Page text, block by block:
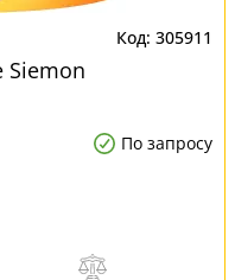
305911
Siemon
По запросу